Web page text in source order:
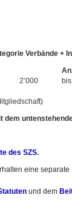
Verbände +
2’000
dem
des SZS.
eine
und dem